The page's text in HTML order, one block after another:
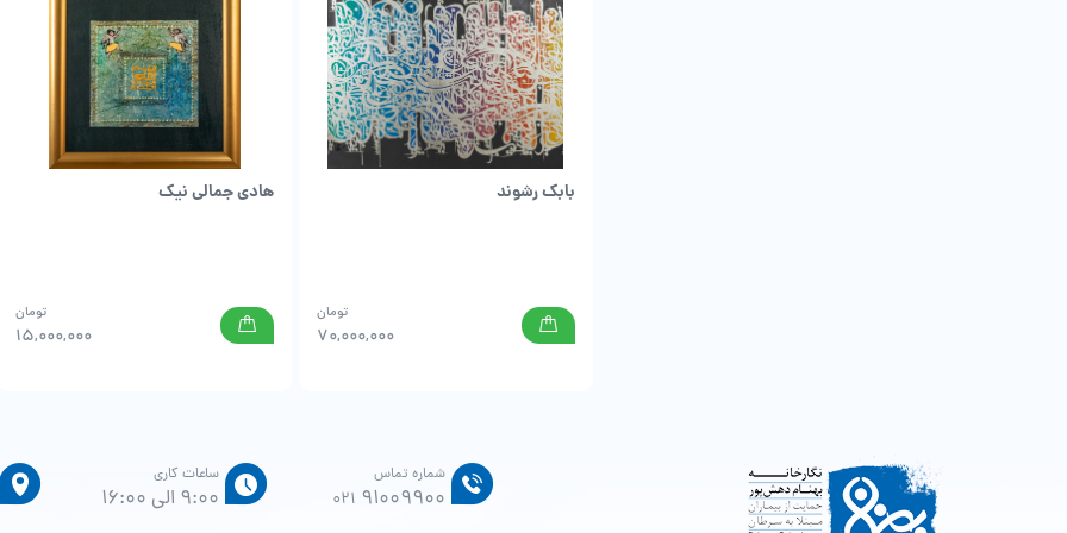
بابک رشوند
70,000,000
تومان
هادی جمالی نیک
15,000,000
تومان
شماره تماس
021 91009900
ساعات کاری
9:00 الی 16:00